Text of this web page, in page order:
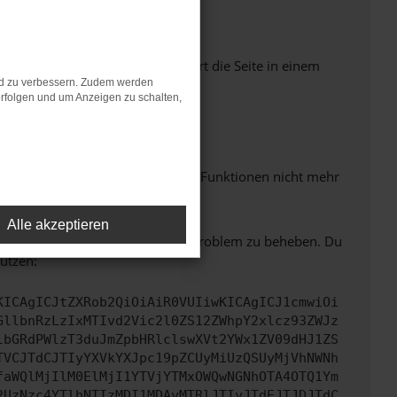
Seiten verhindern. Funktioniert die Seite in einem
dazu führen, dass bestimmte Funktionen nicht mehr
Wir werden versuchen, das Problem zu beheben. Du
zu verbessern. Zudem werden
und um Anzeigen zu schalten,
Alle akzeptieren